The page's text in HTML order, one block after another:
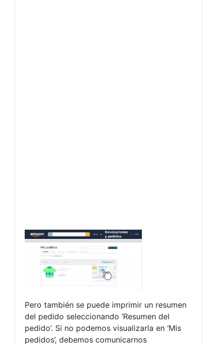
Pero también se puede imprimir un resumen
del pedido seleccionando ‘Resumen del
pedido’. Si no podemos visualizarla en ‘Mis
pedidos’, debemos comunicarnos